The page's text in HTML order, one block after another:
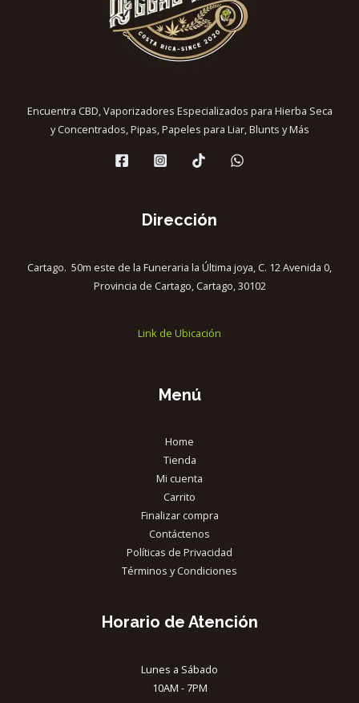
Encuentra CBD, Vaporizadores Especializados para Hierba Seca
y Concentrados, Pipas, Papeles para Liar, Blunts y Más
Dirección
Cartago. 50m este de la Funeraria la Última joya, C. 12 Avenida 0,
Provincia de Cartago, Cartago, 30102
Link de Ubicación
Menú
Home
Tienda
Mi cuenta
Carrito
Finalizar compra
Contáctenos
Políticas de Privacidad
Términos y Condiciones
Horario de Atención
Lunes a Sábado
10AM - 7PM